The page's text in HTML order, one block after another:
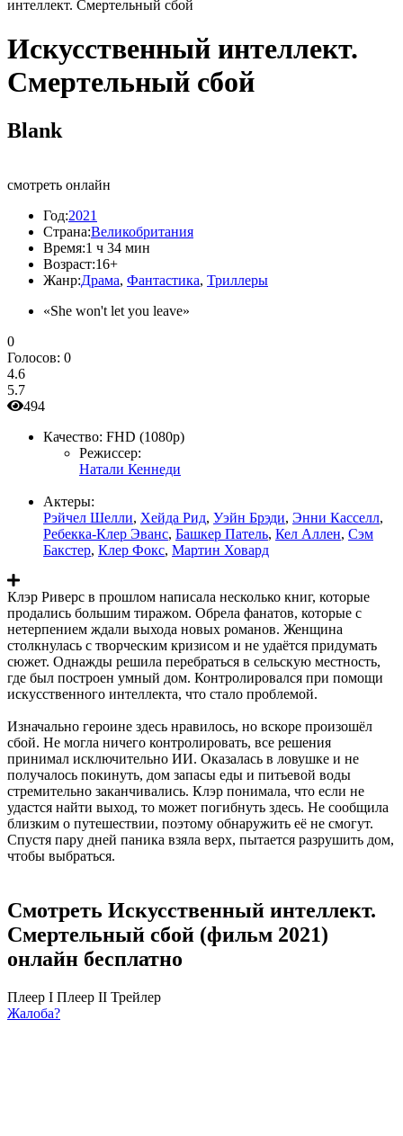
интеллект. Смертельный сбой
Искусственный интеллект.
Смертельный сбой
Blank
смотреть онлайн
Год:2021
Страна:Великобритания
Время:1 ч 34 мин
Возраст:16+
Жанр:Драма, Фантастика, Триллеры
«She won't let you leave»
0
Голосов: 0
4.6
5.7
494
Качество: FHD (1080p)
Режиссер:
Натали Кеннеди
Актеры:
Рэйчел Шелли, Хейда Рид, Уэйн Брэди, Энни Касселл,
Ребекка-Клер Эванс, Башкер Патель, Кел Аллен, Сэм
Бакстер, Клер Фокс, Мартин Ховард
Клэр Риверс в прошлом написала несколько книг, которые
продались большим тиражом. Обрела фанатов, которые с
нетерпением ждали выхода новых романов. Женщина
столкнулась с творческим кризисом и не удаётся придумать
сюжет. Однажды решила перебраться в сельскую местность,
где был построен умный дом. Контролировался при помощи
искусственного интеллекта, что стало проблемой.
Изначально героине здесь нравилось, но вскоре произошёл
сбой. Не могла ничего контролировать, все решения
принимал исключительно ИИ. Оказалась в ловушке и не
получалось покинуть, дом запасы еды и питьевой воды
стремительно заканчивались. Клэр понимала, что если не
удастся найти выход, то может погибнуть здесь. Не сообщила
близким о путешествии, поэтому обнаружить её не смогут.
Спустя пару дней паника взяла верх, пытается разрушить дом,
чтобы выбраться.
Смотреть Искусственный интеллект.
Смертельный сбой (фильм 2021)
онлайн бесплатно
Плеер I Плеер II Трейлер
Жалоба?